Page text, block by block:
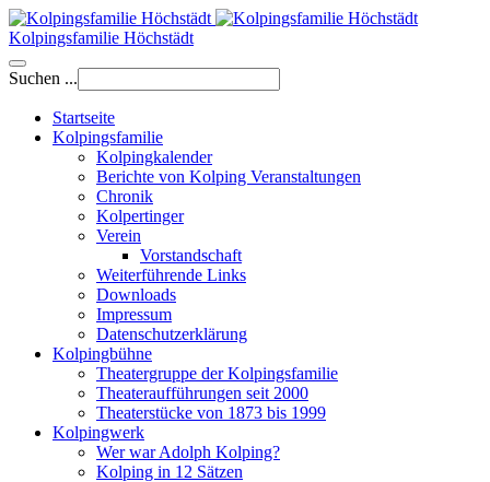
Kolpingsfamilie Höchstädt
Suchen ...
Startseite
Kolpingsfamilie
Kolpingkalender
Berichte von Kolping Veranstaltungen
Chronik
Kolpertinger
Verein
Vorstandschaft
Weiterführende Links
Downloads
Impressum
Datenschutzerklärung
Kolpingbühne
Theatergruppe der Kolpingsfamilie
Theateraufführungen seit 2000
Theaterstücke von 1873 bis 1999
Kolpingwerk
Wer war Adolph Kolping?
Kolping in 12 Sätzen